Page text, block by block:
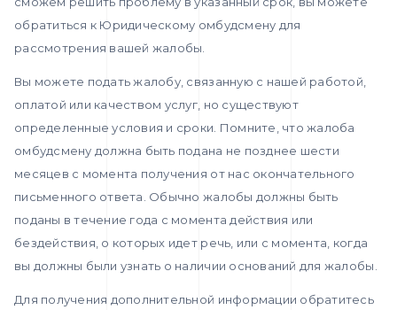
обратиться к Юридическому омбудсмену для
рассмотрения вашей жалобы.
Вы можете подать жалобу, связанную с нашей работой,
оплатой или качеством услуг, но существуют
определенные условия и сроки. Помните, что жалоба
омбудсмену должна быть подана не позднее шести
месяцев с момента получения от нас окончательного
письменного ответа. Обычно жалобы должны быть
поданы в течение года с момента действия или
бездействия, о которых идет речь, или с момента, когда
вы должны были узнать о наличии оснований для жалобы.
Для получения дополнительной информации обратитесь